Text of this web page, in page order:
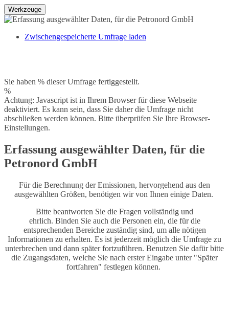
Werkzeuge
Zwischengespeicherte Umfrage laden
Sie haben % dieser Umfrage fertiggestellt.
%
Achtung: Javascript ist in Ihrem Browser für diese Webseite
deaktiviert. Es kann sein, dass Sie daher die Umfrage nicht
abschließen werden können. Bitte überprüfen Sie Ihre Browser-
Einstellungen.
Erfassung ausgewählter Daten, für die
Petronord GmbH
Für die Berechnung der Emissionen, hervorgehend aus den
ausgewählten Größen, benötigen wir von Ihnen einige Daten.
Bitte beantworten Sie die Fragen vollständig und
ehrlich. Binden Sie auch die Personen ein, die für die
entsprechenden Bereiche zuständig sind, um alle nötigen
Informationen zu erhalten. Es ist jederzeit möglich die Umfrage zu
unterbrechen und dann später fortzuführen. Benutzen Sie dafür bitte
die Zugangsdaten, welche Sie nach erster Eingabe unter "Später
fortfahren" festlegen können.